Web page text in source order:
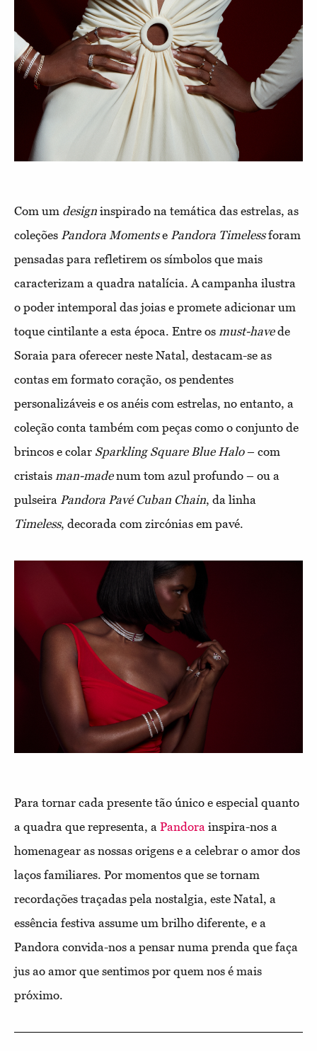
Com um design inspirado na temática das estrelas, as
coleções Pandora Momentse Pandora Timelessforam
pensadas para refletirem os símbolos que mais
caracterizam a quadra natalícia. A campanha ilustra
o poder intemporal das joias e promete adicionar um
toque cintilante a esta época. Entre os must-havede
Soraia para oferecer neste Natal, destacam-se as
contas em formato coração, os pendentes
personalizáveis e os anéis com estrelas, no entanto, a
coleção conta também com peças como o conjunto de
brincos e colar Sparkling Square Blue Halo– com
cristais man-madenum tom azul profundo – ou a
pulseira Pandora Pavé Cuban Chain, da linha
Timeless, decorada com zircónias em pavé.
Para tornar cada presente tão único e especial quanto
a quadra que representa, a Pandora inspira-nos a
homenagear as nossas origens e a celebrar o amor dos
laços familiares. Por momentos que se tornam
recordações traçadas pela nostalgia, este Natal, a
essência festiva assume um brilho diferente, e a
Pandora convida-nos a pensar numa prenda que faça
jus ao amor que sentimos por quem nos é mais
próximo.